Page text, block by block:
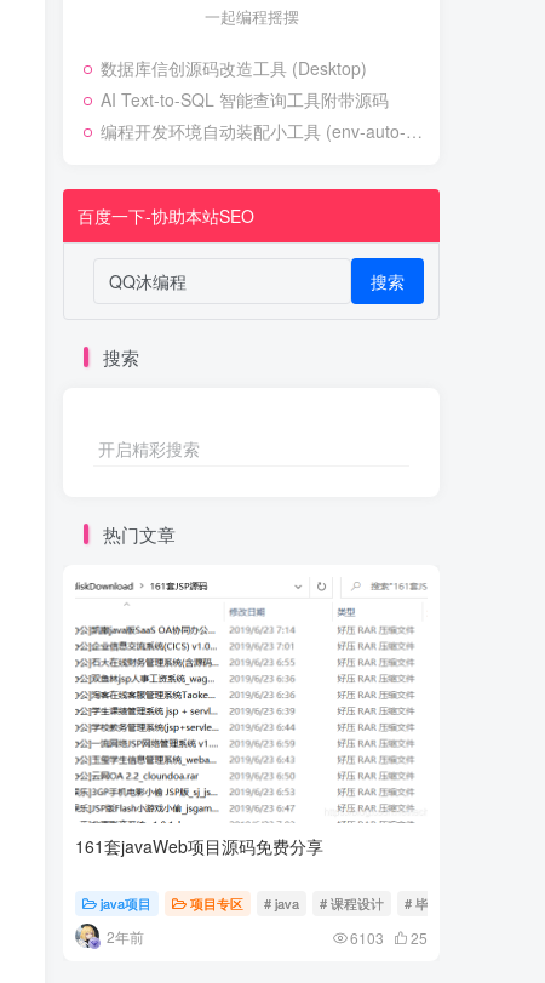
一起编程摇摆
数据库信创源码改造工具 (Desktop)
AI Text-to-SQL 智能查询工具附带源码
编程开发环境自动装配小工具 (env-auto-setup)
百度一下-协助本站SEO
搜索
搜索
开启精彩搜索
热门文章
161套javaWeb项目源码免费分享
java项目 项目专区 # java # 课程设计 # 毕业设计
2年前 6103 25